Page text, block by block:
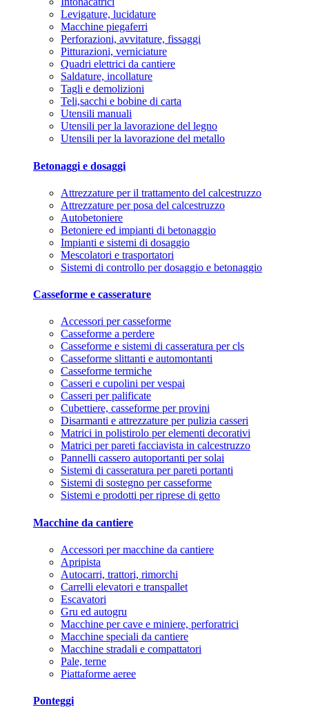
Levigature, lucidature
Macchine piegaferri
Perforazioni, avvitature, fissaggi
Pitturazioni, verniciature
Quadri elettrici da cantiere
Saldature, incollature
Tagli e demolizioni
Teli,sacchi e bobine di carta
Utensili manuali
Utensili per la lavorazione del legno
Utensili per la lavorazione del metallo
Betonaggi e dosaggi
Attrezzature per il trattamento del calcestruzzo
Attrezzature per posa del calcestruzzo
Autobetoniere
Betoniere ed impianti di betonaggio
Impianti e sistemi di dosaggio
Mescolatori e trasportatori
Sistemi di controllo per dosaggio e betonaggio
Casseforme e casserature
Accessori per casseforme
Casseforme a perdere
Casseforme e sistemi di casseratura per cls
Casseforme slittanti e automontanti
Casseforme termiche
Casseri e cupolini per vespai
Casseri per palificate
Cubettiere, casseforme per provini
Disarmanti e attrezzature per pulizia casseri
Matrici in polistirolo per elementi decorativi
Matrici per pareti facciavista in calcestruzzo
Pannelli cassero autoportanti per solai
Sistemi di casseratura per pareti portanti
Sistemi di sostegno per casseforme
Sistemi e prodotti per riprese di getto
Macchine da cantiere
Accessori per macchine da cantiere
Apripista
Autocarri, trattori, rimorchi
Carrelli elevatori e transpallet
Escavatori
Gru ed autogru
Macchine per cave e miniere, perforatrici
Macchine speciali da cantiere
Macchine stradali e compattatori
Pale, terne
Piattaforme aeree
Ponteggi